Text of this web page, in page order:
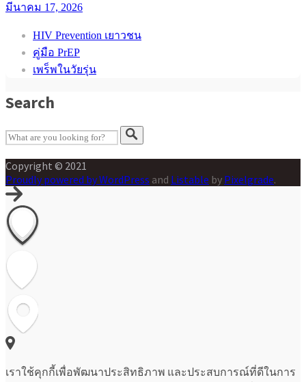
มีนาคม 17, 2026
HIV Prevention เยาวชน
คู่มือ PrEP
เพร็พในวัยรุ่น
Search
Copyright © 2021
Proudly powered by WordPress and Listable by Pixelgrade.
เราใช้คุกกี้เพื่อพัฒนาประสิทธิภาพ และประสบการณ์ที่ดีในการ